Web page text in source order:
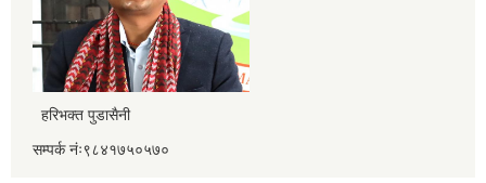
हरिभक्त पुडासैनी
सम्पर्क नंः९८४१७५०५७०